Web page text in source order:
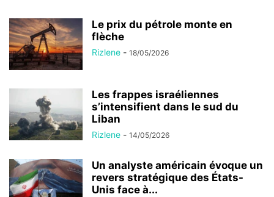
Le prix du pétrole monte en
flèche
Rizlene - 18/05/2026
Les frappes israéliennes
s’intensifient dans le sud du
Liban
Rizlene - 14/05/2026
Un analyste américain évoque un
revers stratégique des États-
Unis face à...